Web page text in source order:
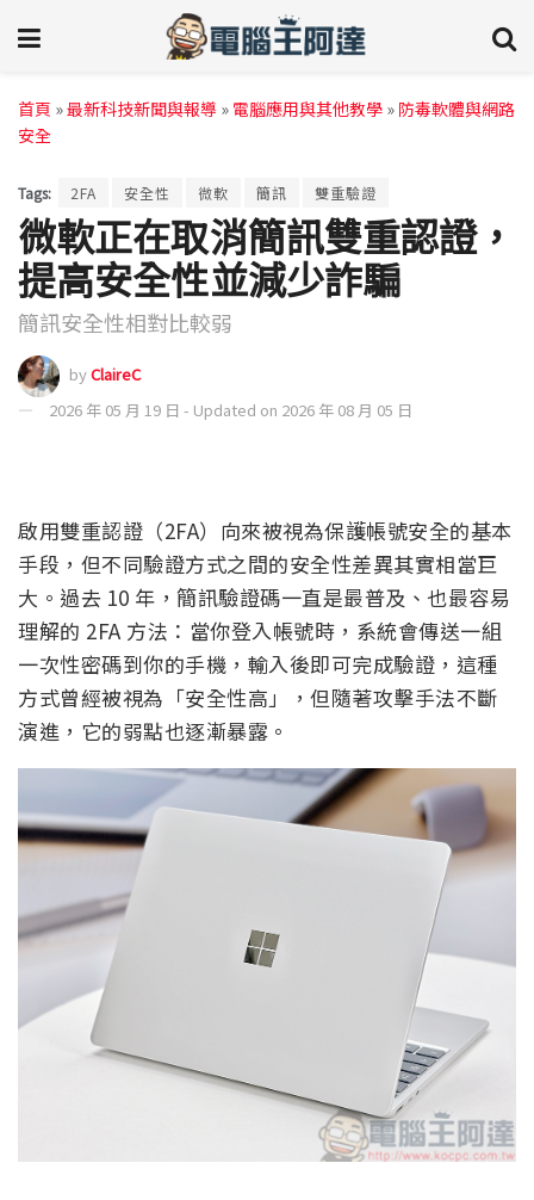
首頁 »最新科技新聞與報導 » 電腦應用與其他教學 » 防毒軟體與網路
安全
Tags: 2FA 安全性 微軟 簡訊 雙重驗證
微軟正在取消簡訊雙重認證，
提高安全性並減少詐騙
簡訊安全性相對比較弱
byClaireC
2026 年 05 月 19 日 - Updated on 2026 年 08 月 05 日
啟用雙重認證（2FA）向來被視為保護帳號安全的基本
手段，但不同驗證方式之間的安全性差異其實相當巨
大。過去 10 年，簡訊驗證碼一直是最普及、也最容易
理解的 2FA 方法：當你登入帳號時，系統會傳送一組
一次性密碼到你的手機，輸入後即可完成驗證，這種
方式曾經被視為「安全性高」，但隨著攻擊手法不斷
演進，它的弱點也逐漸暴露。